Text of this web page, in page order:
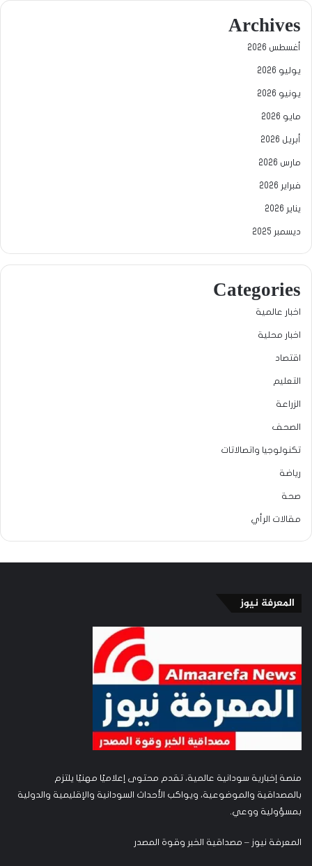
Archives
أغسطس 2026
يوليو 2026
يونيو 2026
مايو 2026
أبريل 2026
مارس 2026
فبراير 2026
يناير 2026
ديسمبر 2025
Categories
اخبار عالمية
اخبار محلية
اقتصاد
التعليم
الزراعة
الصحف
تكنولوجيا واتصالاتات
رياضة
صحة
مقالات الرأي
المعرفة نيوز
منصة إخبارية سودانية عالمية، تقدم محتوى إعلاميًا مهنيًا يلتزم
بالمصداقية والموضوعية، ويواكب الأحداث السودانية والإقليمية والدولية
بمسؤولية ووعي.
المعرفة نيوز – مصداقية الخبر وقوة المصدر